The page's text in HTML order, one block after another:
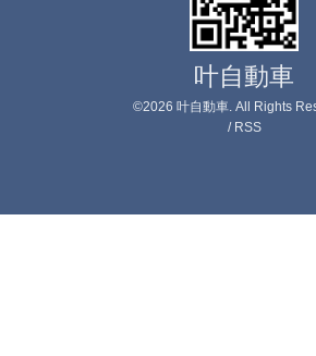
叶自動車
©2026 叶自動車. All Rights
/ RSS